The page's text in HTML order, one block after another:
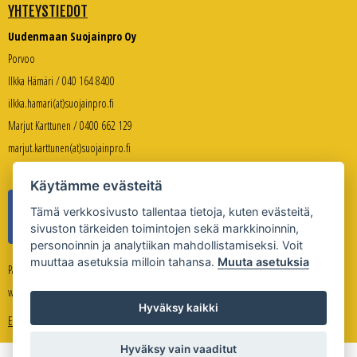
YHTEYSTIEDOT
Uudenmaan Suojainpro Oy
Porvoo
Ilkka Hämäri / 040 164 8400
ilkka.hamari(at)suojainpro.fi
Marjut Karttunen / 0400 662 129
marjut.karttunen(at)suojainpro.fi
Palveleva verkkokauppa:
www.suojanpro.fi
Evästeasetukset
Käytämme evästeitä
Tämä verkkosivusto tallentaa tietoja, kuten evästeitä,
sivuston tärkeiden toimintojen sekä markkinoinnin,
personoinnin ja analytiikan mahdollistamiseksi. Voit
muuttaa asetuksia milloin tahansa. Muuta asetuksia
Hyväksy kaikki
Hyväksy vain vaaditut